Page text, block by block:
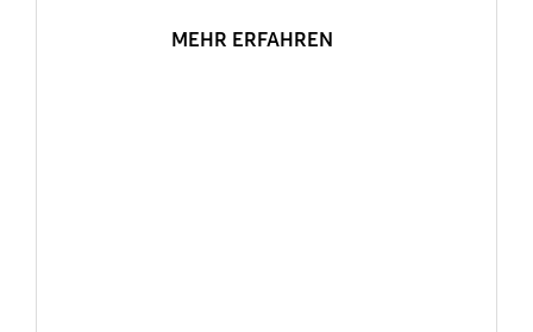
MEHR ERFAHREN